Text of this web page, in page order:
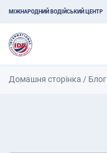
МІЖНАРОДНИЙ ВОДІЙСЬКИЙ ЦЕНТР
Домашня сторінка / Блог